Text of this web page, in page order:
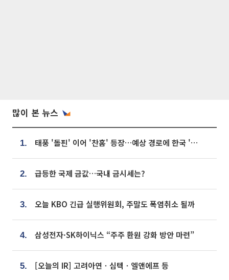
많이 본 뉴스
1. 태풍 '돌핀' 이어 '찬홈' 등장…예상 경로에 한국 '한숨'
2. 급등한 국제 금값…국내 금시세는?
3. 오늘 KBO 긴급 실행위원회, 주말도 폭염취소 될까
4. 삼성전자·SK하이닉스 “주주 환원 강화 방안 마련”
5. [오늘의 IR] 고려아연ㆍ심텍ㆍ엘앤에프 등